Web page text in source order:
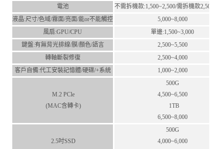
電池
不需拆機款:1,500~2,500/需拆機款
液晶:尺⼨/⾊域/霧⾯/亮⾯/能or不能觸控
5,000~8,000
風扇:GPU/CPU
單邊:1,500~3,000
鍵盤:有無背光排線/膜/顏⾊/語⾔
2,500~5,500
轉軸斷裂修復
2,500~4,000
客⼾⾃備:代⼯安裝記憶體/硬碟/+系統
1,000~2,000
M.2 PCle
(MAC含轉卡)
500G
4,500~6,500
1TB
6,500~8,000
2.5吋SSD
500G
4,000~6,000